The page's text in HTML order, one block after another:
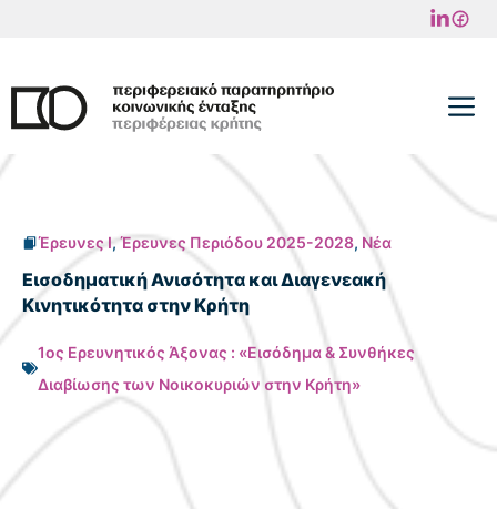
περιεχόμενο
Έρευνες I,Έρευνες Περιόδου 2025-2028, Νέα
Εισοδηματική Ανισότητα και Διαγενεακή
Κινητικότητα στην Κρήτη
1ος Ερευνητικός Άξονας : «Εισόδημα & Συνθήκες
Διαβίωσης των Νοικοκυριών στην Κρήτη»